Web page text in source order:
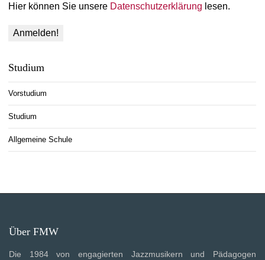
Hier können Sie unsere Datenschutzerklärung lesen.
Studium
Vorstudium
Studium
Allgemeine Schule
Über FMW
Die 1984 von engagierten Jazzmusikern und Pädagogen